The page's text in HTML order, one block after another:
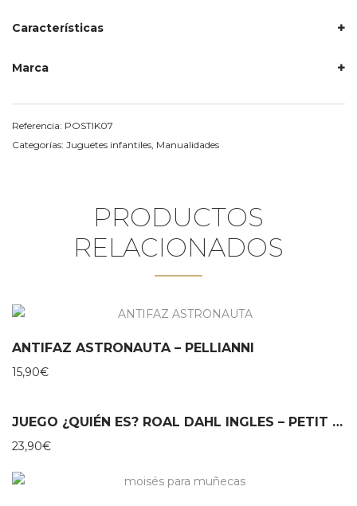
Características
Marca
Referencia: POSTIK07
Categorías: Juguetes infantiles Manualidades
PRODUCTOS
RELACIONADOS
ANTIFAZ ASTRONAUTA – PELLIANNI
15,90€
JUEGO ¿QUIÉN ES? ROAL DAHL INGLES – PETIT COLLAGE
23,90€